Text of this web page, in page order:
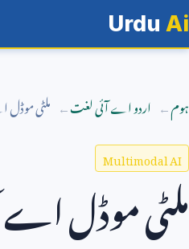
Urdu Ai
ہوم اردو اے آئی لغت ملٹی
Multimodal AI
ملٹی موڈل اے